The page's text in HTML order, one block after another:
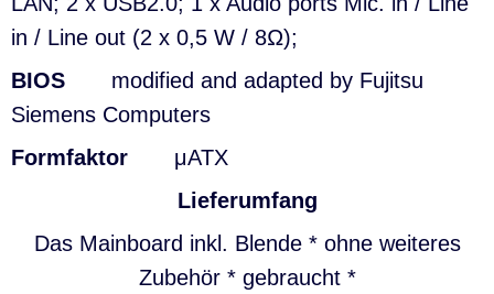
in / Line out (2 x 0,5 W / 8Ω);
BIOS
modified and adapted by Fujitsu
Siemens Computers
Formfaktor μATX
Lieferumfang
Das Mainboard inkl. Blende * ohne weiteres
Zubehör * gebraucht *